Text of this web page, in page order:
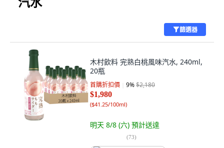
篩選器
木村飲料 完熟白桃風味汽水, 240ml,
20瓶
首購折扣價 9%$2,180
$1,980
($41.25/100ml)
明天 8/8 (六) 預計送達
(73)